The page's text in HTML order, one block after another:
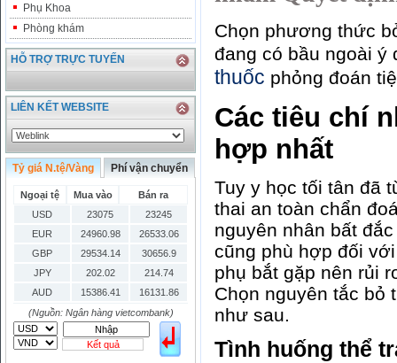
Phụ Khoa
Phòng khám
HỖ TRỢ TRỰC TUYẾN
LIÊN KẾT WEBSITE
Tỷ giá N.tệ/Vàng Phí vận chuyển
Ngoại tệ Mua vào
Bán ra
USD
23075
23245
EUR
24960.98
26533.06
GBP
29534.14
30656.9
JPY
202.02
214.74
AUD
15386.41
16131.86
HKD
2906.04
3028.6
SGD
16755.29
17427.08
THB
666.2
786.99
(Nguồn: Ngân hàng vietcombank)
Kết quả
Chọn phương thức
đang có bầu ngoài
thuốc phỏng đoán
Các tiêu chí
hợp nhất
Tuy y học tối tân đã
thai an toàn chẩn
nguyên nhân bất
cũng phù hợp đối
phụ bắt gặp nên rủi
Chọn nguyên tắc bỏ
như sau.
Tình huống thể